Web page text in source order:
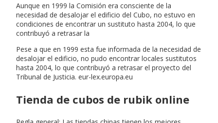
Aunque en 1999 la Comisión era consciente de la
necesidad de desalojar el edificio del Cubo, no estuvo en
condiciones de encontrar un sustituto hasta 2004, lo que
contribuyó a retrasar la
Pese a que en 1999 esta fue informada de la necesidad de
desalojar el edificio, no pudo encontrar locales sustitutos
hasta 2004, lo que contribuyó a retrasar el proyecto del
Tribunal de Justicia. eur-lex.europa.eu
Tienda de cubos de rubik online